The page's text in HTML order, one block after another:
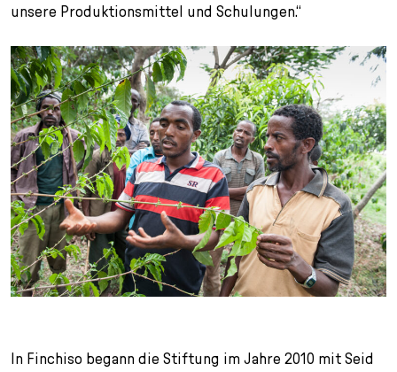
unsere Produktionsmittel und Schulungen.“
In Finchiso begann die Stiftung im Jahre 2010 mit Seid